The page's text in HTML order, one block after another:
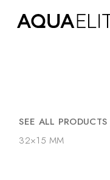
SEE ALL PRODUCTS
32×15 MM